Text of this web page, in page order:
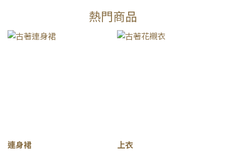
熱門商品
連身裙 上衣